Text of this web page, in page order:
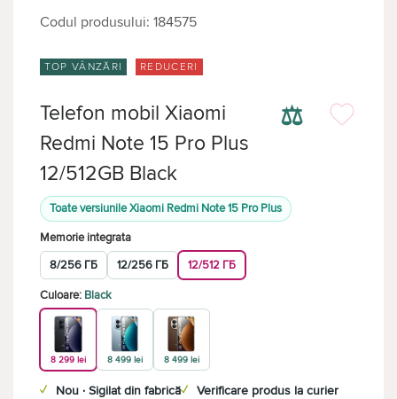
Codul produsului: 184575
TOP VÂNZĂRI REDUCERI
⚖
Telefon mobil Xiaomi
Redmi Note 15 Pro Plus
12/512GB Black
Toate versiunile Xiaomi Redmi Note 15 Pro Plus
Memorie integrata
8/256 ГБ
12/256 ГБ 12/512 ГБ
Culoare: Black
8 299 lei 8 499 lei 8 499 lei
✓ Nou · Sigilat din fabrică✓ Verificare produs la curier